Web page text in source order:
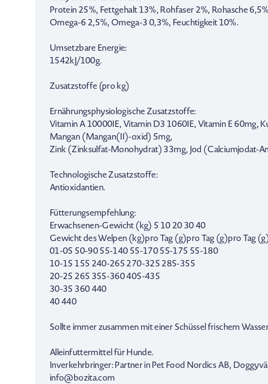
Protein 25%, Fettgehalt 13%, Rohfaser 2%, Rohasche
Omega-6 2,5%, Omega-3 0,3%, Feuchtigkeit 10%.
Umsetzbare Energie:
1542kJ/100g.
Zusatzstoffe (pro kg)
Ernährungsphysiologische Zusatzstoffe:
Vitamin A 10000IE, Vitamin D3 1060IE, Vitamin E
Mangan (Mangan(II)-oxid) 5mg,
Zink (Zinksulfat-Monohydrat) 33mg, Jod (Calciumjodat-
Technologische Zusatzstoffe:
Antioxidantien.
Fütterungsempfehlung:
Erwachsenen-Gewicht (kg) 5 10 20 30 40
Gewicht des Welpen (kg)pro Tag (g)pro Tag (g)pro Tag
01-05 50-90 55-140 55-170 55-175 55-180
10-15 155 240-265 270-325 285-355
20-25 265 355-360 405-435
30-35 360 440
40 440
Sollte immer zusammen mit einer Schüssel frischem
Alleinfuttermittel für Hunde.
Inverkehrbringer: Partner in Pet Food Nordics AB,
info@bozita.com